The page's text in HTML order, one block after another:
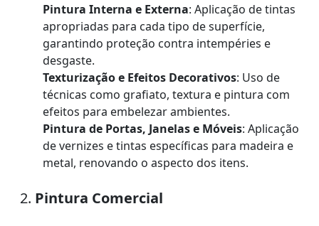
Pintura Interna e Externa: Aplicação de tintas
apropriadas para cada tipo de superfície,
garantindo proteção contra intempéries e
desgaste.
Texturização e Efeitos Decorativos: Uso de
técnicas como grafiato, textura e pintura com
efeitos para embelezar ambientes.
Pintura de Portas, Janelas e Móveis: Aplicação
de vernizes e tintas específicas para madeira e
metal, renovando o aspecto dos itens.
2. Pintura Comercial